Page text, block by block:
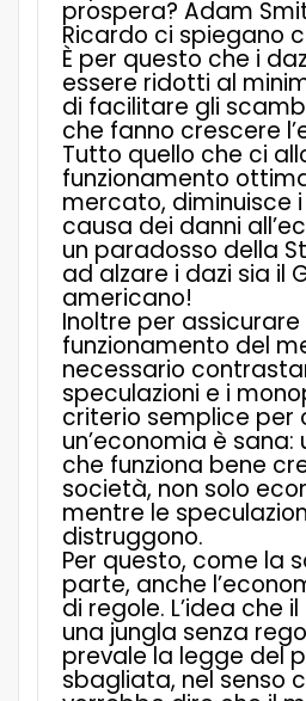
prospera? Adam
Ricardo ci spiegano
È per questo che i
essere ridotti al
di facilitare gli
che fanno crescere
Tutto quello che ci
funzionamento
mercato, diminuisce
causa dei danni
un paradosso della
ad alzare i dazi sia il
americano!
Inoltre per
funzionamento del
necessario
speculazioni e i
criterio semplice per
un’economia è
che funziona bene
società, non solo
mentre le
distruggono.
Per questo, come la
parte, anche
di regole. L’idea che
una jungla senza
prevale la legge del
sbagliata, nel senso